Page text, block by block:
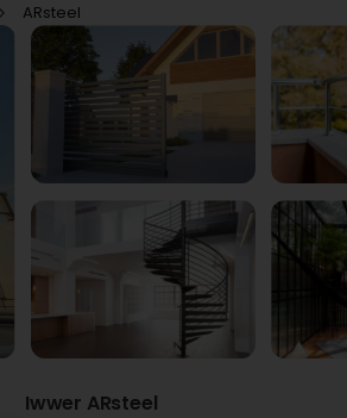
ARsteel
Iwwer ARsteel